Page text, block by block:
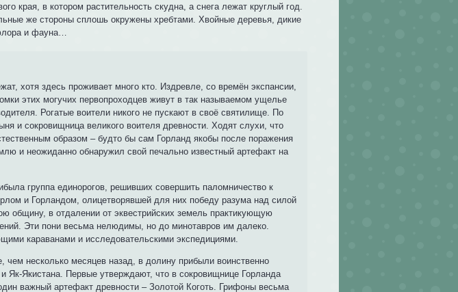
края, в котором растительность скудна, а снега лежат круглый год.
же стороны сплошь окружены хребтами. Хвойные деревья, дикие
и фауна…
хотя здесь проживает много кто. Издревле, со времён экспансии,
этих могучих первопроходцев живут в так называемом ущелье
Рогатые воители никого не пускают в своё святилище. По
и сокровищница великого воителя древности. Ходят слухи, что
образом – будто бы сам Горланд якобы после поражения
и неожиданно обнаружил свой печально известный артефакт на
группа единорогов, решивших совершить паломничество к
и Горландом, олицетворявшей для них победу разума над силой
общину, в отдалении от эквестрийских земель практикующую
Эти пони весьма нелюдимы, но до минотавров им далеко.
караванами и исследовательскими экспедициями.
несколько месяцев назад, в долину прибыли воинственно
Як-Якистана. Первые утверждают, что в сокровищнице Горланда
важный артефакт древности – Золотой Коготь. Грифоны весьма